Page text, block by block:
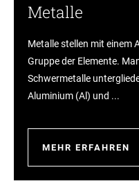
Metalle
Metalle stellen mit einem
Gruppe der Elemente.
Schwermetalle
Aluminium (Al) und ...
MEHR ERFAHREN